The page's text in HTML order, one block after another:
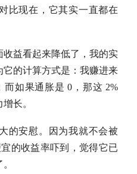
比现在，它其实一直都在
益看起来降低了，我的实
的计算方式是：我赚进来
而如果通胀是 0，那这 2%
长。
的安慰。因为我就不会被
的收益率吓到，觉得它已